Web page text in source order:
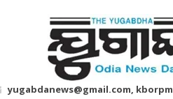
yugabdanews@gmail.com,